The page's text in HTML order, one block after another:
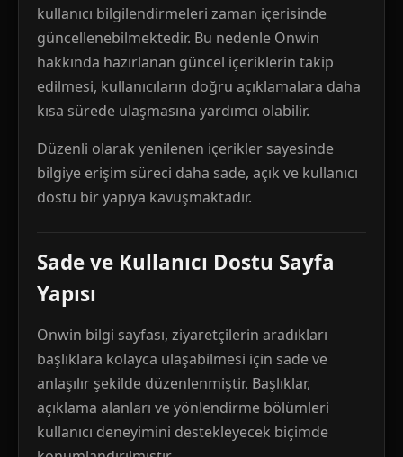
kullanıcı bilgilendirmeleri zaman içerisinde
güncellenebilmektedir. Bu nedenle Onwin
hakkında hazırlanan güncel içeriklerin takip
edilmesi, kullanıcıların doğru açıklamalara daha
kısa sürede ulaşmasına yardımcı olabilir.
Düzenli olarak yenilenen içerikler sayesinde
bilgiye erişim süreci daha sade, açık ve kullanıcı
dostu bir yapıya kavuşmaktadır.
Sade ve Kullanıcı Dostu Sayfa
Yapısı
Onwin bilgi sayfası, ziyaretçilerin aradıkları
başlıklara kolayca ulaşabilmesi için sade ve
anlaşılır şekilde düzenlenmiştir. Başlıklar,
açıklama alanları ve yönlendirme bölümleri
kullanıcı deneyimini destekleyecek biçimde